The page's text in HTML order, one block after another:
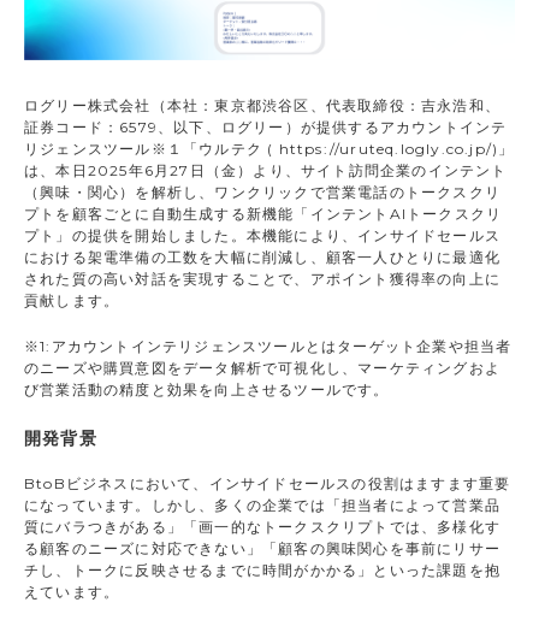
ログリー株式会社（本社：東京都渋谷区、代表取締役：吉永浩和、
証券コード：6579、以下、ログリー）が提供するアカウントインテ
リジェンスツール※１「ウルテク ( https://uruteq.logly.co.jp/)」
は、本日2025年6月27日（金）より、サイト訪問企業のインテント
（興味・関心）を解析し、ワンクリックで営業電話のトークスクリ
プトを顧客ごとに自動生成する新機能「インテントAIトークスクリ
プト」の提供を開始しました。本機能により、インサイドセールス
における架電準備の工数を大幅に削減し、顧客一人ひとりに最適化
された質の高い対話を実現することで、アポイント獲得率の向上に
貢献します。
※1:アカウントインテリジェンスツールとはターゲット企業や担当者
のニーズや購買意図をデータ解析で可視化し、マーケティングおよ
び営業活動の精度と効果を向上させるツールです。
開発背景
BtoBビジネスにおいて、インサイドセールスの役割はますます重要
になっています。しかし、多くの企業では「担当者によって営業品
質にバラつきがある」「画一的なトークスクリプトでは、多様化す
る顧客のニーズに対応できない」「顧客の興味関心を事前にリサー
チし、トークに反映させるまでに時間がかかる」といった課題を抱
えています。